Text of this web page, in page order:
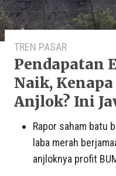
TREN PASAR
Pendapatan
Naik,
Anjlok? Ini
Rapor saham batu
laba merah
anjloknya profit